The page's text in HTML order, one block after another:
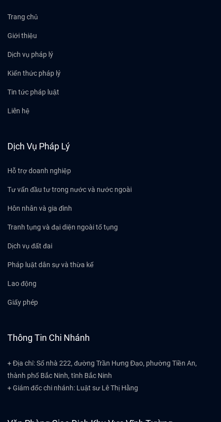
Trang chủ
Giới thiệu
Dịch vụ pháp lý
Kiến thức pháp lý
Tin tức pháp luật
Liên hệ
Dịch Vụ Pháp Lý
Hỗ trợ doanh nghiệp
Tư vấn đầu tư trong nước và nước ngoài
Hôn nhân và gia đình
Tranh tụng và đại diện ngoài tố tụng
Dịch vụ đất đai
Pháp luật dân sự và thừa kế
Lao động
Giấy phép
Thông Tin Chi Nhánh
+ Địa chỉ: Số nhà 222, đường Trần Hưng Đạo, phường Tiền An,
thành phố Bắc Ninh, tỉnh Bắc Ninh
+ Giám đốc chi nhánh: Luật sư Lê Thị Hằng